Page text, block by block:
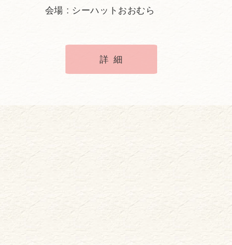
会場 : シーハットおおむら
詳細